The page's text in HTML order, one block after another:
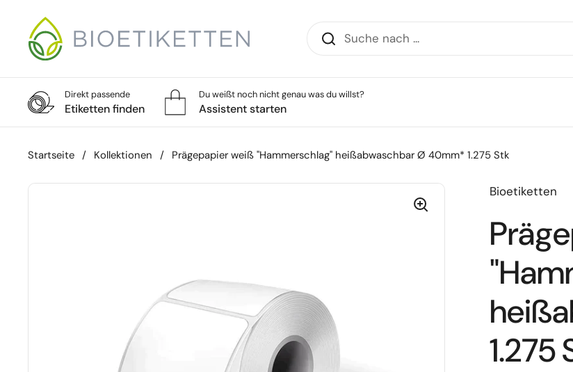
Direkt passende
Etiketten finden
Du weißt noch nicht genau was du willst?
Assistent starten
Startseite / Kollektionen / Prägepapier weiß "Hammerschlag" heißabwaschbar Ø 40mm* 1.275 Stk
Bioetiketten
1.275